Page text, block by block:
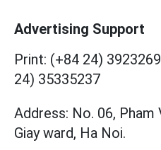
Advertising Support
Print: (+84 24)
24) 35335237
Address: No. 06, Pham
Giay ward, Ha Noi.